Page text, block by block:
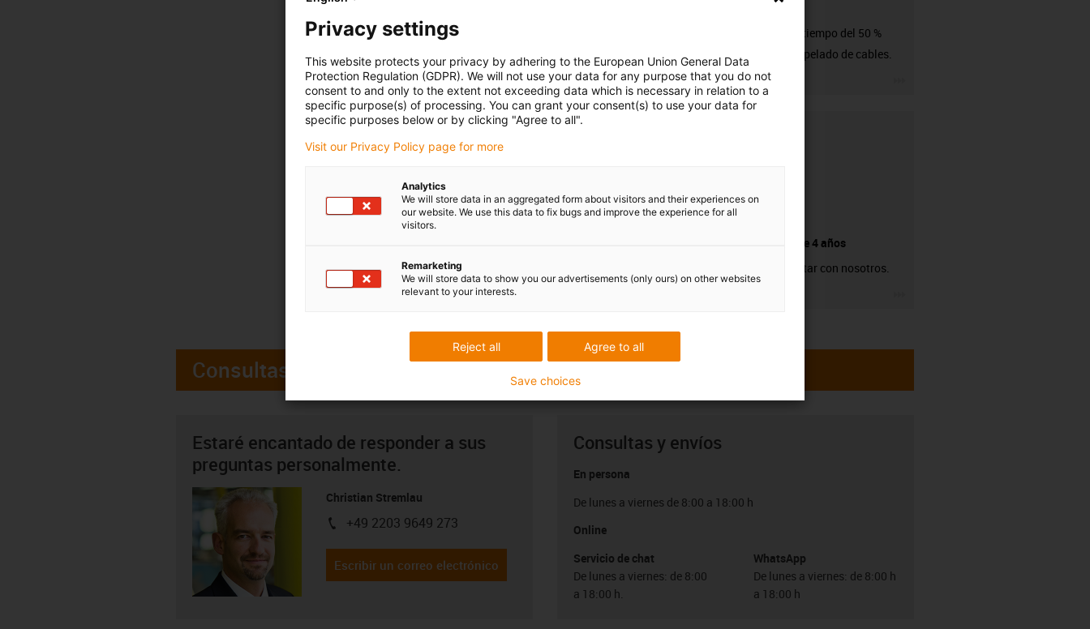
CFRIP®
Ahorro de tiempo del 50 %
durante el pelado de cables.
Garantía de 4 años
Puede contar con nosotros.
Consultas
Estaré encantado de responder a sus
preguntas personalmente.
Christian Stremlau
igus-icon-phone
+49 2203 9649 273
Escribir un correo electrónico
Consultas y envíos
En persona
De lunes a viernes de 8:00 a 18:00 h
Online
Servicio de chat
De lunes a viernes: de 8:00
a 18:00 h.
WhatsApp
De lunes a viernes: de 8:00 h
a 18:00 h
Privacy settings
This website protects your privacy by adhering to the European Union General Data
Protection Regulation (GDPR). We will not use your data for any purpose that you do not
consent to and only to the extent not exceeding data which is necessary in relation to a
specific purpose(s) of processing. You can grant your consent(s) to use your data for
specific purposes below or by clicking "Agree to all".
Visit our Privacy Policy page for more
Analytics
We will store data in an aggregated form about visitors and their experiences on
our website. We use this data to fix bugs and improve the experience for all
visitors.
Remarketing
We will store data to show you our advertisements (only ours) on other websites
relevant to your interests.
Agree to all
Reject all
Save choices